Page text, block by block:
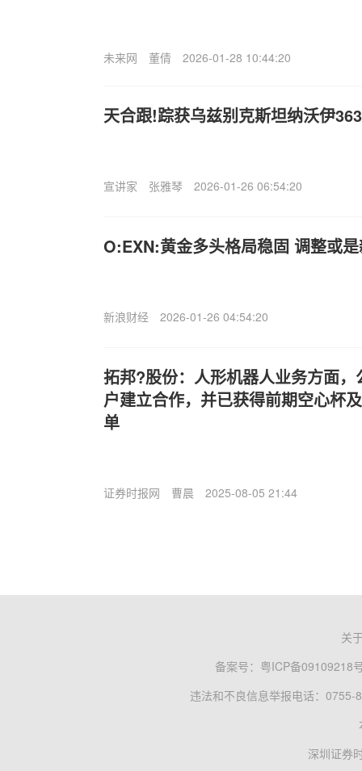
未来网 董倩 2026-01-28 10:44:20
天合跟!踪获乌兹别克斯坦纳沃伊
宣讲家 张雅琴 2026-01-26 06:54:20
O:EXN:黄金多头格局稳固 调整或
新浪财经 2026-01-26 04:54:20
拓邦?股份：人形机器人业务方面
户建立合作，并已获得前期空心杯
单
证券时报网 曹晨 2025-08-05 21:44
关
备案号： 粤ICP备09109218
违法和不良信息举报电话：0755-
深圳证券